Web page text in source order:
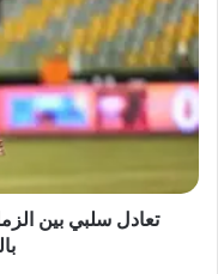
سلبي
بين
الزمالك
وإنبي
في
صراع
التتويج
بالدوريتعادل سلبي بين